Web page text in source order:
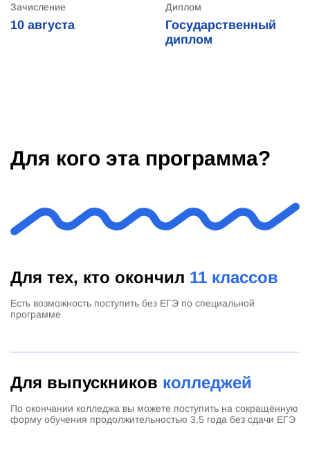
Зачисление
10 августа
Диплом
Государственный
диплом
Для кого эта программа?
Для тех, кто окончил 11 классов
Есть возможность поступить без ЕГЭ по специальной
программе
Для выпускников колледжей
По окончании колледжа вы можете поступить на сокращённую
форму обучения продолжительностью 3.5 года без сдачи ЕГЭ